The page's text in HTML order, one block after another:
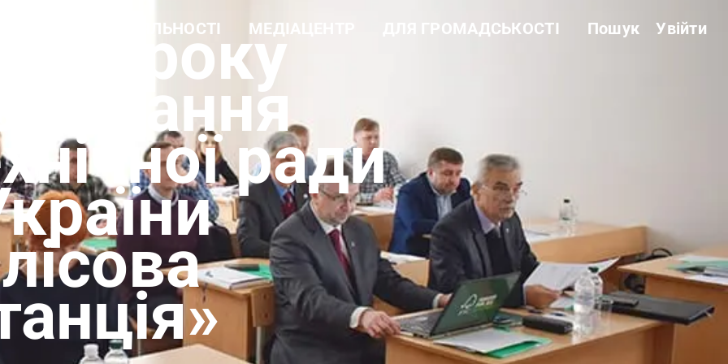
НАПРЯМИ ДІЯЛЬНОСТІ
Навчальна робота
Науково-дослідна робота
Еколого-просвітницька
Лісогосподарська
Виробнича діяльність
Рекреаційні послуги та
екомережа
МЕДІАЦЕНТР
Новини
Фотогалерея
Відеогалерея
ДЛЯ ГРОМАДСЬКОСТІ
Пошук Увійти
року
ради